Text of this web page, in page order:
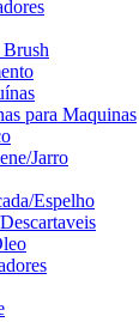
Brush
para Maquinas
Jarro
Espelho